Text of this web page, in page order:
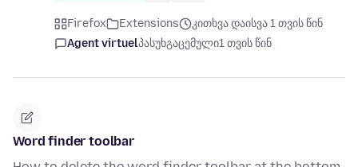
Firefox Extensions
კითხვა დაისვა 1 თვის წინ
Agent virtuelპასუხგაცემული1 თვის წინ
Word finder toolbar